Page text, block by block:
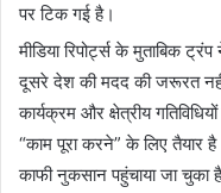
पर टिक गई है।
मीडिया रिपोर्ट्स के मुताबिक
दूसरे देश की मदद की जरूरत नहीं
कार्यक्रम और क्षेत्रीय
“काम पूरा करने” के लिए तैयार
काफी नुकसान पहुंचाया जा